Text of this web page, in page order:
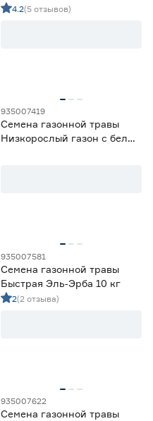
4.2(5 отзывов)
935007419
Семена газонной травы
Низкорослый газон с белым
935007581
Семена газонной травы
Быстрая Эль‑Эрба 10 кг
2(2 отзыва)
935007622
Семена газонной травы